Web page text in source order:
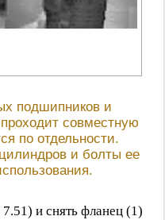
подшипников и
совместную
по отдельности.
и болты ее
и снять фланец (1)